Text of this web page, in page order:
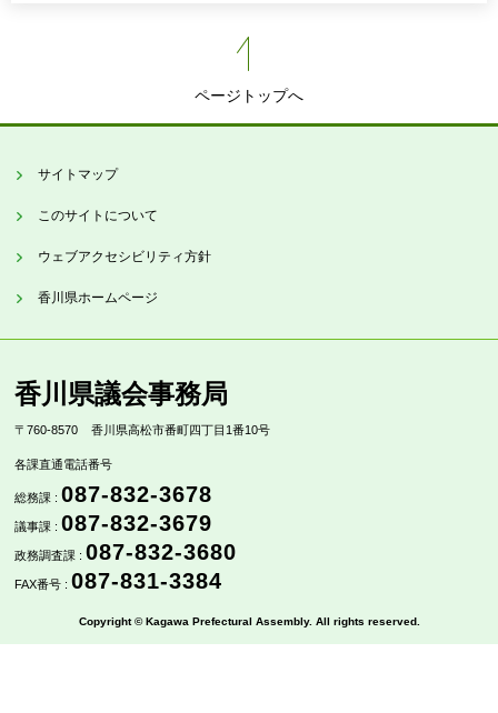
ページトップへ
サイトマップ
このサイトについて
ウェブアクセシビリティ方針
香川県ホームページ
香川県議会事務局
〒760-8570 香川県高松市番町四丁目1番10号
各課直通電話番号
総務課 : 087-832-3678
議事課 : 087-832-3679
政務調査課 : 087-832-3680
FAX番号 : 087-831-3384
Copyright © Kagawa Prefectural Assembly. All rights reserved.